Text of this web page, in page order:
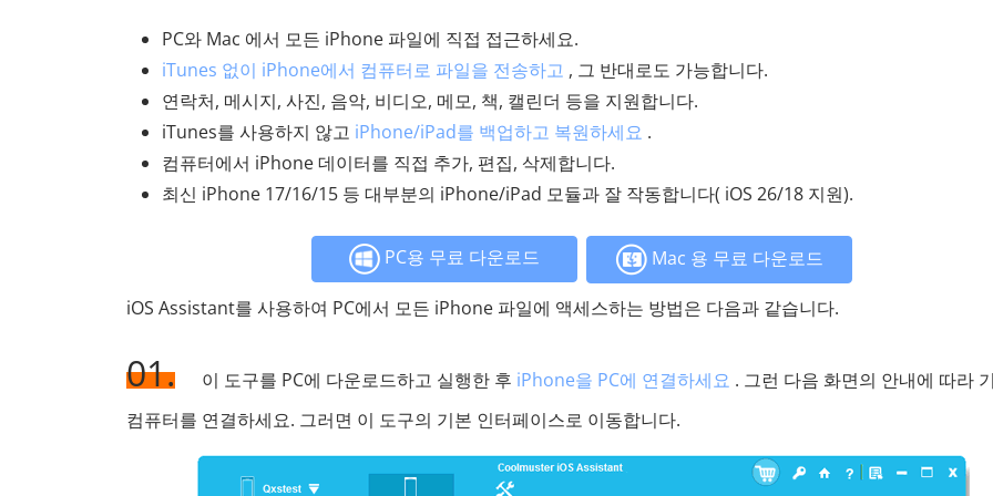
PC와 Mac 에서 모든 iPhone 파일에 직접 접근하세요.
iTunes 없이 iPhone에서 컴퓨터로 파일을 전송하고 , 그 반대로도 가능합니다.
연락처, 메시지, 사진, 음악, 비디오, 메모, 책, 캘린더 등을 지원합니다.
iTunes를 사용하지 않고 iPhone/iPad를 백업하고 복원하세요 .
컴퓨터에서 iPhone 데이터를 직접 추가, 편집, 삭제합니다.
최신 iPhone 17/16/15 등 대부분의 iPhone/iPad 모듈과 잘 작동합니다( iOS 26/18 지원).
PC용 무료 다운로드 Mac 용 무료 다운로드
iOS Assistant를 사용하여 PC에서 모든 iPhone 파일에 액세스하는 방법은 다음과 같습니다.
01. 이 도구를 PC에 다운로드하고 실행한 후 iPhone을 PC에 연결하세요 . 그런 다음 화면의 안내에 따라
컴퓨터를 연결하세요. 그러면 이 도구의 기본 인터페이스로 이동합니다.